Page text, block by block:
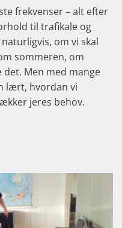
frekvenser – alt efter
til trafikale og
om vi skal
sommeren, om
Men med mange
lært, hvordan vi
jeres behov.